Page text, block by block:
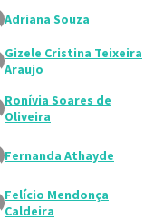
Adriana Souza
Gizele Cristina Teixeira
Araujo
Ronívia Soares de
Oliveira
Fernanda Athayde
Felício Mendonça
Caldeira